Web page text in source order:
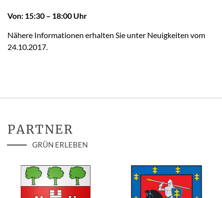
Von: 15:30 – 18:00 Uhr
Nähere Informationen erhalten Sie unter Neuigkeiten vom
24.10.2017.
PARTNER
GRÜN ERLEBEN